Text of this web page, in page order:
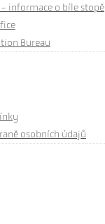
informace o bíle stopě
Bureau
osobních údajů